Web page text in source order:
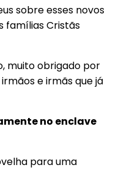
sobre esses novos
famílias Cristãs
muito obrigado por
e irmãs que já
no enclave
para uma